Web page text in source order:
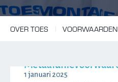
OVER TOES VOORWAARDEN